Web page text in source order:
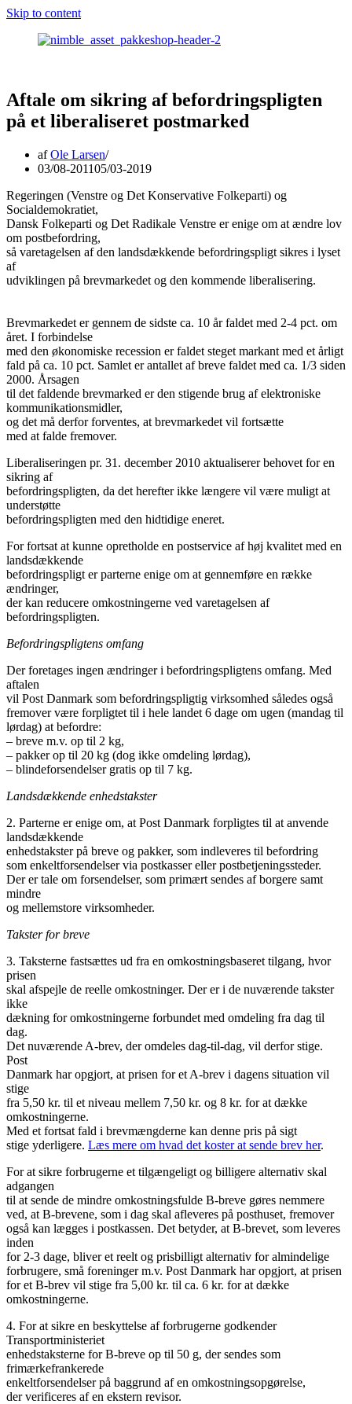
Skip to content
Aftale om sikring af befordringspligten
på et liberaliseret postmarked
afOle Larsen
03/08-201105/03-2019
Regeringen (Venstre og Det Konservative Folkeparti) og
Socialdemokratiet,
Dansk Folkeparti og Det Radikale Venstre er enige om at ændre lov
om postbefordring,
så varetagelsen af den landsdækkende befordringspligt sikres i lyset
af
udviklingen på brevmarkedet og den kommende liberalisering.
Brevmarkedet er gennem de sidste ca. 10 år faldet med 2-4 pct. om
året. I forbindelse
med den økonomiske recession er faldet steget markant med et årligt
fald på ca. 10 pct. Samlet er antallet af breve faldet med ca. 1/3 siden
2000. Årsagen
til det faldende brevmarked er den stigende brug af elektroniske
kommunikationsmidler,
og det må derfor forventes, at brevmarkedet vil fortsætte
med at falde fremover.
Liberaliseringen pr. 31. december 2010 aktualiserer behovet for en
sikring af
befordringspligten, da det herefter ikke længere vil være muligt at
understøtte
befordringspligten med den hidtidige eneret.
For fortsat at kunne opretholde en postservice af høj kvalitet med en
landsdækkende
befordringspligt er parterne enige om at gennemføre en række
ændringer,
der kan reducere omkostningerne ved varetagelsen af
befordringspligten.
Befordringspligtens omfang
Der foretages ingen ændringer i befordringspligtens omfang. Med
aftalen
vil Post Danmark som befordringspligtig virksomhed således også
fremover være forpligtet til i hele landet 6 dage om ugen (mandag til
lørdag) at befordre:
– breve m.v. op til 2 kg,
– pakker op til 20 kg (dog ikke omdeling lørdag),
– blindeforsendelser gratis op til 7 kg.
Landsdækkende enhedstakster
2. Parterne er enige om, at Post Danmark forpligtes til at anvende
landsdækkende
enhedstakster på breve og pakker, som indleveres til befordring
som enkeltforsendelser via postkasser eller postbetjeningssteder.
Der er tale om forsendelser, som primært sendes af borgere samt
mindre
og mellemstore virksomheder.
Takster for breve
3. Taksterne fastsættes ud fra en omkostningsbaseret tilgang, hvor
prisen
skal afspejle de reelle omkostninger. Der er i de nuværende takster
ikke
dækning for omkostningerne forbundet med omdeling fra dag til
dag.
Det nuværende A-brev, der omdeles dag-til-dag, vil derfor stige.
Post
Danmark har opgjort, at prisen for et A-brev i dagens situation vil
stige
fra 5,50 kr. til et niveau mellem 7,50 kr. og 8 kr. for at dække
omkostningerne.
Med et fortsat fald i brevmængderne kan denne pris på sigt
stige yderligere. Læs mere om hvad det koster at sende brev her.
For at sikre forbrugerne et tilgængeligt og billigere alternativ skal
adgangen
til at sende de mindre omkostningsfulde B-breve gøres nemmere
ved, at B-brevene, som i dag skal afleveres på posthuset, fremover
også kan lægges i postkassen. Det betyder, at B-brevet, som leveres
inden
for 2-3 dage, bliver et reelt og prisbilligt alternativ for almindelige
forbrugere, små foreninger m.v. Post Danmark har opgjort, at prisen
for et B-brev vil stige fra 5,00 kr. til ca. 6 kr. for at dække
omkostningerne.
4. For at sikre en beskyttelse af forbrugerne godkender
Transportministeriet
enhedstaksterne for B-breve op til 50 g, der sendes som
frimærkefrankerede
enkeltforsendelser på baggrund af en omkostningsopgørelse,
der verificeres af en ekstern revisor.